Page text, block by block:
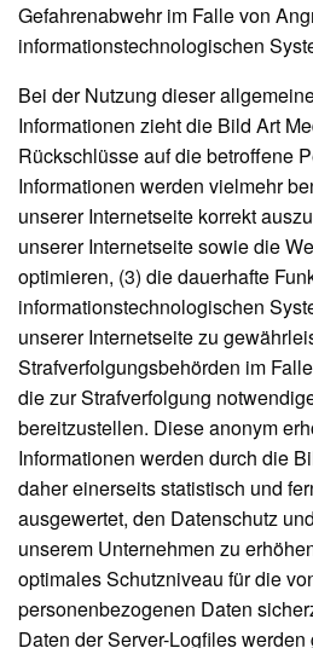
Gefahrenabwehr im Falle von
informationstechnologischen
Bei der Nutzung dieser
Informationen zieht die Bild Art
Rückschlüsse auf die betroffene
Informationen werden vielmehr
unserer Internetseite korrekt
unserer Internetseite sowie die
optimieren, (3) die dauerhafte
informationstechnologischen
unserer Internetseite zu
Strafverfolgungsbehörden im
die zur Strafverfolgung
bereitzustellen. Diese anonym
Informationen werden durch die
daher einerseits statistisch und
ausgewertet, den Datenschutz
unserem Unternehmen zu
optimales Schutzniveau für die
personenbezogenen Daten
Daten der Server-Logfiles